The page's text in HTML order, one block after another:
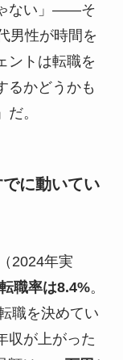
ない」――そ
男性が時間を
ントは転職を
るかどうかも
。
に動いてい
2024年実
職率は8.4%。
職を決めてい
収が上がった